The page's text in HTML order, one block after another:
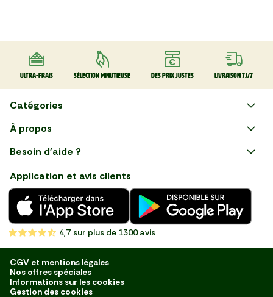
Ultra-frais Sélection minutieuse Des prix justes Livraison 7J/7
Catégories
Faire ses courses en ligne
Nouveautés
Fruits
Légumes
Boucherie
Charcuterie
Poissonnerie
À propos
et savoir-faire français en
choisissant notre service de
livraison de produits frais et
de qualité, livrés directement
chez vous. Une expérience
de courses en ligne pensée
pour vous.
Besoin d'aide ?
Application et avis clients
4,7 sur plus de 1300 avis
CGV et mentions légales
Nos offres spéciales
Informations sur les cookies
Gestion des cookies